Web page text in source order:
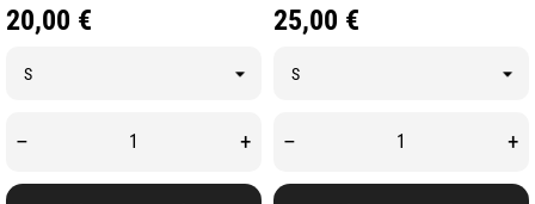
Prix
20,00 €
– +
Prix
25,00 €
– +